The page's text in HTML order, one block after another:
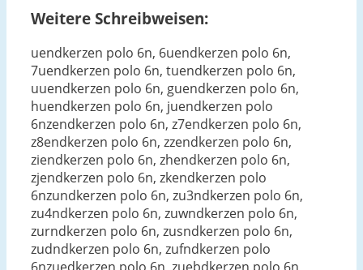
Weitere Schreibweisen:
uendkerzen polo 6n, 6uendkerzen polo 6n,
7uendkerzen polo 6n, tuendkerzen polo 6n,
uuendkerzen polo 6n, guendkerzen polo 6n,
huendkerzen polo 6n, juendkerzen polo
6nzendkerzen polo 6n, z7endkerzen polo 6n,
z8endkerzen polo 6n, zzendkerzen polo 6n,
ziendkerzen polo 6n, zhendkerzen polo 6n,
zjendkerzen polo 6n, zkendkerzen polo
6nzundkerzen polo 6n, zu3ndkerzen polo 6n,
zu4ndkerzen polo 6n, zuwndkerzen polo 6n,
zurndkerzen polo 6n, zusndkerzen polo 6n,
zudndkerzen polo 6n, zufndkerzen polo